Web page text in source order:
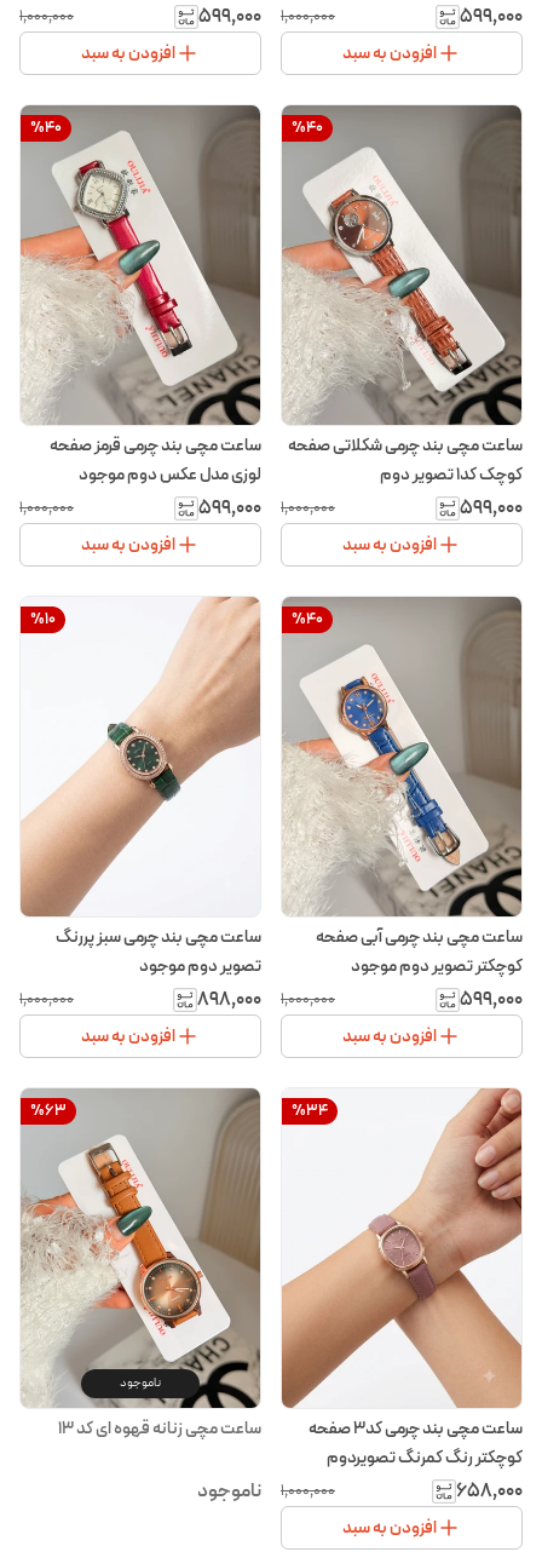
۵۹۹٬۰۰۰ ۱٬۰۰۰٬۰۰۰
افزودن به سبد
۵۹۹٬۰۰۰ ۱٬۰۰۰٬۰۰۰
افزودن به سبد
%40
ساعت مچی بند چرمی شکلاتی صفحه
کوچک کد۱ تصویر دوم
۵۹۹٬۰۰۰ ۱٬۰۰۰٬۰۰۰
افزودن به سبد
%40
ساعت مچی بند چرمی قرمز صفحه
لوزی مدل عکس دوم موجود
۵۹۹٬۰۰۰ ۱٬۰۰۰٬۰۰۰
افزودن به سبد
%40
ساعت مچی بند چرمی آبی صفحه
کوچکتر تصویر دوم موجود
۵۹۹٬۰۰۰ ۱٬۰۰۰٬۰۰۰
افزودن به سبد
%10
ساعت مچی بند چرمی سبز پررنگ
تصویر دوم موجود
۸۹۸٬۰۰۰ ۱٬۰۰۰٬۰۰۰
افزودن به سبد
%34
ساعت مچی بند چرمی کد۳ صفحه
کوچکتر رنگ کمرنگ تصویر‌دوم
۶۵۸٬۰۰۰ ۱٬۰۰۰٬۰۰۰
افزودن به سبد
%63
ناموجود
ساعت مچی زنانه قهوه ای کد ۱۳
ناموجود